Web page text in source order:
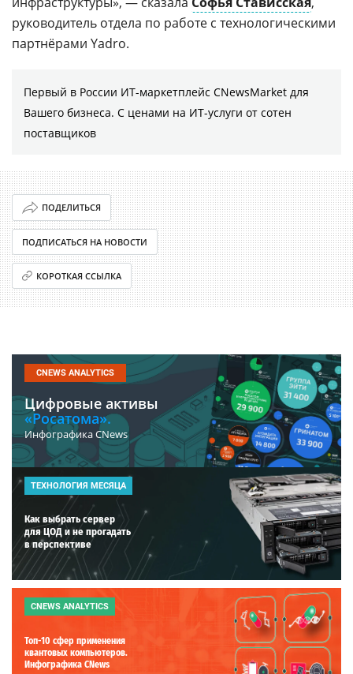
руководитель отдела по работе с технологическими
партнёрами Yadro.
Первый в России ИТ-маркетплейс CNewsMarket для
Вашего бизнеса. С ценами на ИТ-услуги от сотен
поставщиков
ПОДЕЛИТЬСЯ
ПОДПИСАТЬСЯ НА НОВОСТИ
КОРОТКАЯ ССЫЛКА
CNEWS ANALYTICS
Цифровые активы
«Росатома».
Инфографика CNews
ТЕХНОЛОГИЯ МЕСЯЦА
Как выбрать сервер
для ЦОД и не прогадать
в перспективе
CNEWS ANALYTICS
Топ-10 сфер применения
квантовых компьютеров.
Инфографика CNews